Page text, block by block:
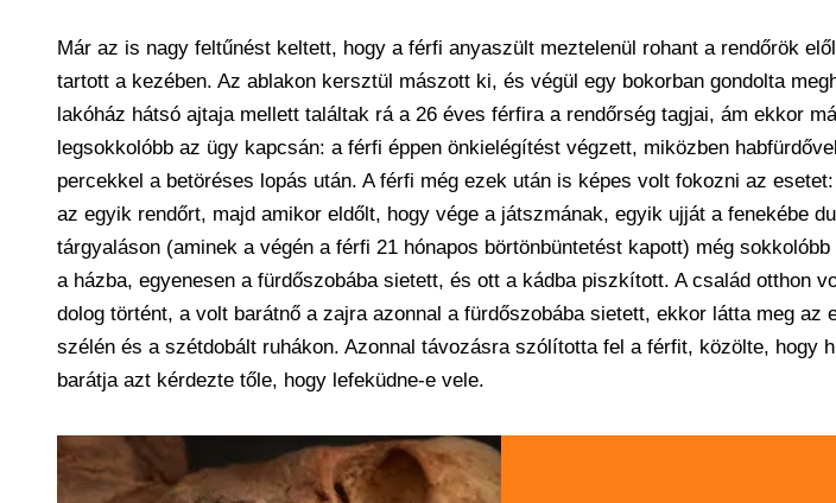
Már az is nagy feltűnést keltett, hogy a férfi anyaszült meztelenül rohant a rendőrök
tartott a kezében. Az ablakon kersztül mászott ki, és végül egy bokorban gondolta
lakóház hátsó ajtaja mellett találtak rá a 26 éves férfira a rendőrség tagjai, ám ekkor
legsokkolóbb az ügy kapcsán: a férfi éppen önkielégítést végzett, miközben
percekkel a betöréses lopás után. A férfi még ezek után is képes volt fokozni az
az egyik rendőrt, majd amikor eldőlt, hogy vége a játszmának, egyik ujját a fenekébe
tárgyaláson (aminek a végén a férfi 21 hónapos börtönbüntetést kapott) még
a házba, egyenesen a fürdőszobába sietett, és ott a kádba piszkított. A család otthon
dolog történt, a volt barátnő a zajra azonnal a fürdőszobába sietett, ekkor látta meg az
szélén és a szétdobált ruhákon. Azonnal távozásra szólította fel a férfit, közölte, hogy
barátja azt kérdezte tőle, hogy lefeküdne-e vele.